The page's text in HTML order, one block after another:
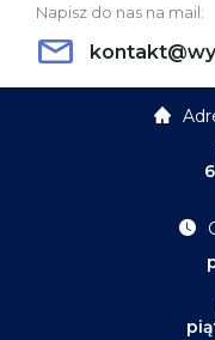
Napisz do nas na mail: